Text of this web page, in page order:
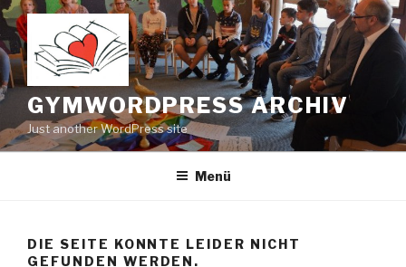
Zum
Inhalt
springen
GYMWORDPRESS ARCHIV
Just another WordPress site
Menü
DIE SEITE KONNTE LEIDER NICHT
GEFUNDEN WERDEN.